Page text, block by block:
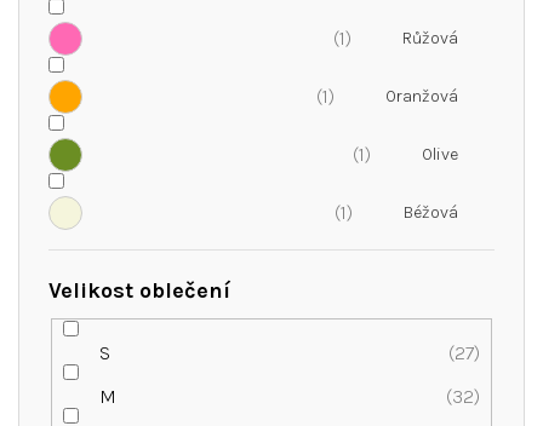
1
1
1
1
Velikost oblečení
S
27
M
32